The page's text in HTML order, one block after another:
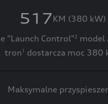
517KM (380 kW)
"Launch Control"2 model
tron1 dostarcza moc 380
Maksymalne